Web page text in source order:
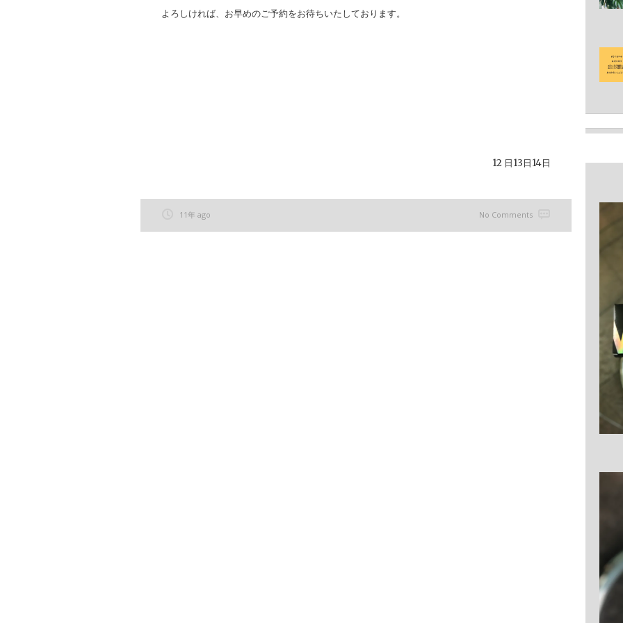
よろしければ、お早めのご予約をお待ちいたしております。
12 日13日14日
11年 ago No Comments